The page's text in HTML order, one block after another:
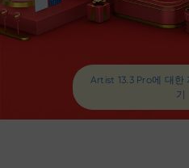
Artist 13.3 Pro에 대한
기